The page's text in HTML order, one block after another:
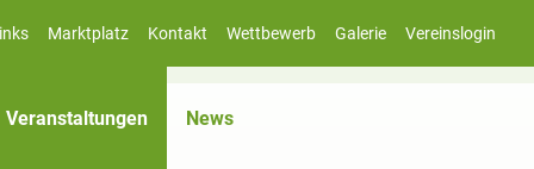
Marktplatz Kontakt Wettbewerb Galerie Vereinslogin
Veranstaltungen(aktiv)News